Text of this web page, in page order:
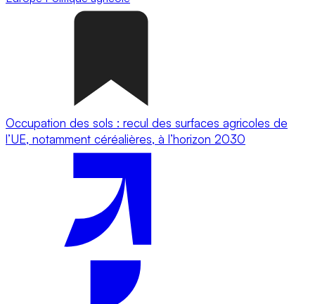
Occupation des sols : recul des surfaces agricoles de
l’UE, notamment céréalières, à l’horizon 2030